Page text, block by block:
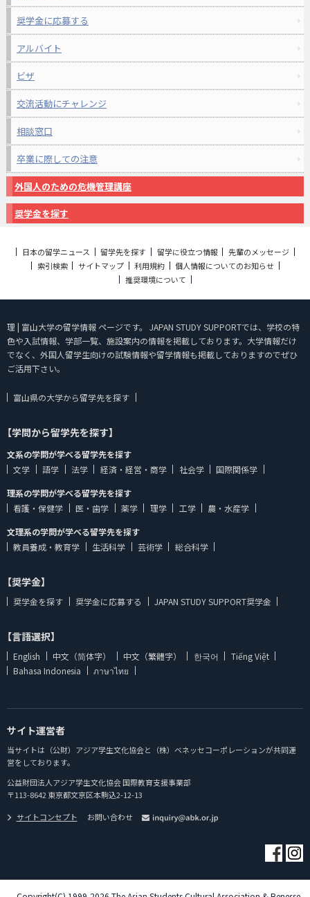
奨学金に応募する
アルバイト
ビザ
交流活動にチャレンジ
相談窓口
卒業に際しての注意
外国人のための危機管理講座
奨学金を探す
日本の留学ニュース 留学先を探す 留学に役立つ情報
先輩のメッセージ
索引検索
サイトマップ 利用規約
個人情報についてのお知らせ
推奨環境について
理 | 富山大学の留学情報 ページです。 JAPAN STUDY SUPPORTでは、学校の特
色や入試情報、学部一覧、施設案内の情報を掲載しております。大学情報だけ
でなく、外国人留学生向けの試験情報や留学情報も掲載しておりますのでぜひ
ご活用下さい。
富山県の大学から留学先を探す
【学問から留学先を探す】
文系の学問が学べる留学先を探す
文学
語学 法学 経済・経営・商学 社会学
国際関係学
理系の学問が学べる留学先を探す
看護・保健学
医・歯学 薬学 理学 工学
農・水産学
文理系の学問が学べる留学先を探す
教員養成・教育学
生活科学 芸術学 総合科学
【奨学金】
奨学金を探す 奨学金に応募する JAPAN STUDY SUPPORT奨学金
【言語選択】
English 中文（简体字） 中文（繁體字） 한국어
Tiếng Việt
Bahasa Indonesia
ภาษาไทย
サイト運営者
当サイトは（公財）アジア学生文化協会と（株）ベネッセコーポレーションが共同運
営をしております。
公益財団法人アジア学生文化協会 国際教育支援事業部
〒113-8642 東京都文京区本駒込2-12-13
サイトコンセプト
お問い合わせ